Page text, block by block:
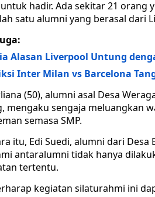
hadir. Ada sekitar 21 orang
satu alumni yang berasal dari
Alasan Liverpool Untung
Inter Milan vs Barcelona
(50), alumni asal Desa
mengaku sengaja meluangkan
semasa SMP.
itu, Edi Suedi, alumni dari
antaralumni tidak hanya
tertentu.
kegiatan silaturahmi ini